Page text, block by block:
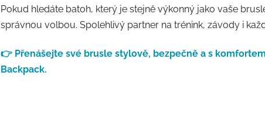
Pokud hledáte batoh, který je stejně výkonný jako vaše
správnou volbou. Spolehlivý partner na trénink, závody i
👉 Přenášejte své brusle stylově, bezpečně a s
Backpack.